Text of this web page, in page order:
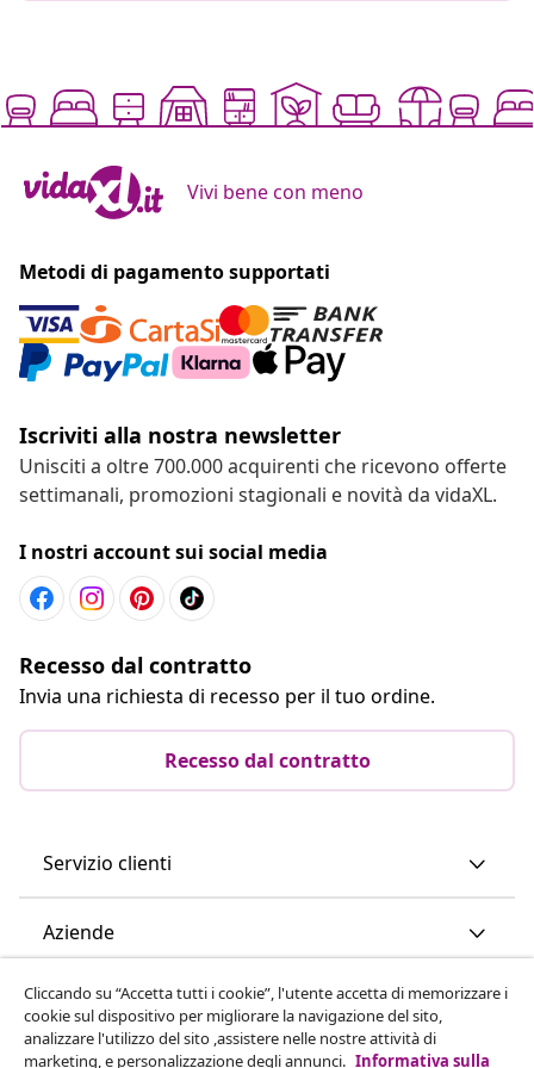
Vivi bene con meno
Metodi di pagamento supportati
Iscriviti alla nostra newsletter
Unisciti a oltre 700.000 acquirenti che ricevono offerte
settimanali, promozioni stagionali e novità da vidaXL.
I nostri account sui social media
Recesso dal contratto
Invia una richiesta di recesso per il tuo ordine.
Recesso dal contratto
Servizio clienti
Aziende
vidaXL
Cliccando su “Accetta tutti i cookie”, l'utente accetta di memorizzare i
cookie sul dispositivo per migliorare la navigazione del sito,
analizzare l'utilizzo del sito ,assistere nelle nostre attività di
marketing, e personalizzazione degli annunci. Informativa sulla